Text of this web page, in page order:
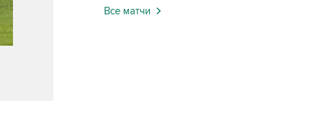
Все матчи